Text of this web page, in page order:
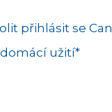
přihlásit se
užití*